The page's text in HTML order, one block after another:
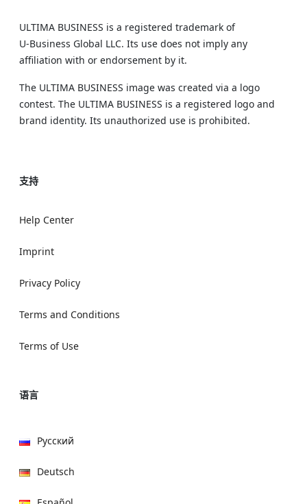
ULTIMA BUSINESS is a registered trademark of
U‑Business Global LLC. Its use does not imply any
affiliation with or endorsement by it.
The ULTIMA BUSINESS image was created via a logo
contest. The ULTIMA BUSINESS is a registered logo and
brand identity. Its unauthorized use is prohibited.
支持
Help Center
Imprint
Privacy Policy
Terms and Conditions
Terms of Use
语言
Русский
Deutsch